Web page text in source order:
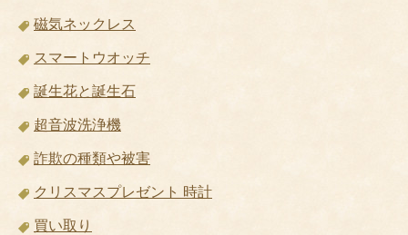
磁気ネックレス
スマートウオッチ
誕生花と誕生石
超音波洗浄機
詐欺の種類や被害
クリスマスプレゼント 時計
買い取り